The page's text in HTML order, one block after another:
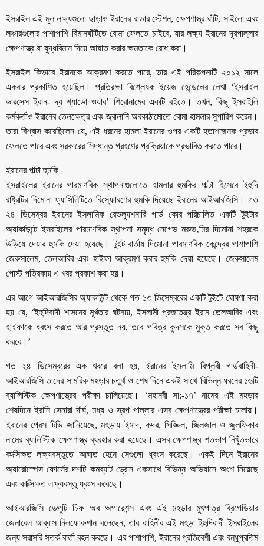
ইসরাইল এই মূল লক্ষ্যগুলো ছাড়াও ইরানের রাডার স্টেশন, ক্ষেপণাস্ত্র ঘাঁটি, সাইলো এবং
লঞ্চারগুলোর পাশাপাশি বিমানঘাঁটিতে বোমা ফেলতে চাইবে, যার লক্ষ্য ইরানের দূরপাল্লার
ক্ষেপণাস্ত্র বা যুদ্ধবিমান দিয়ে আঘাত করার ক্ষমতাকে রোধ করা।
ইসরাইল কিভাবে ইরানকে আক্রমণ করতে পারে, তার এই পরিকল্পনাটি ২০১২ সালে
একবার প্রকাশিত হয়েছিল। প্রতিরক্ষা বিশ্লেষক ইয়েজ হেন্ডেলের লেখা ‘ইসরাইল
ভারসেস ইরান- দ্য শ্যাডো ওয়ার’ শিরোনামের একটি বইতে। তখন, কিছু ইসরাইলি
কর্মকর্তাও ইরানের তেলক্ষেত্র এবং জ্বালানি অবকাঠামোতে বোমা হামলার সুপারিশ করেন।
তারা বিশ্বাস করেছিলেন যে, এই ধরনের হামলা ইরানের ওপর একটি হতাশাজনক প্রভাব
ফেলতে পারে এবং সরকারের সিদ্ধান্ত গ্রহণের প্রক্রিয়াকে প্রভাবিত করতে পারে।
ইরানের পাল্টা হুমকি
ইসরাইলের ইরানের পারমাণবিক স্থাপনাগুলোতে হামলার হুমকির পাল্টা হিসেবে ইহুদি
রাষ্ট্রটির দিমোনা ফ্যাসিলিটিতে বিস্ফোরণের হুমকি দিয়েছে ইরানের আইআরজিসি। গত
২৪ ডিসেম্বর ইরানের ইসলামিক রেভল্যুশনারি গার্ড কোর পরিচালিত একটি টুইটার
অ্যাকাউন্টে ইসরাইলের পারমাণবিক স্থাপনা সমৃদ্ধ নেগেভ মরুভ‚মির দিমোনা শহরকে
উড়িয়ে দেয়ার হুমকি দেয়া হয়েছে। টুইট বার্তায় দিমোনা পারমাণবিক কেন্দ্রের পাশাপাশি
জেরুসালেম, তেলআবিব এবং হাইফা আক্রমণ করার হুমকি দেয়া হয়েছে। জেরুসালেম
পোস্ট পত্রিকায় এ খবর প্রকাশ করা হয়।
এর আগে আইআরজিসির অ্যাকাউন্ট থেকে গত ১৩ ডিসেম্বরের একটি টুইটে ঘোষণা করা
হয় যে, ‘ইহুদিবাদী শাসনের মূর্খতার ঘটনায়, ইসলামী প্রজাতন্ত্র ইরান তেলআবিব এবং
হাইফাকে ধ্বংস করতে আর প্রস্তুত নয়, তবে পবিত্র কুদসকে মুক্ত করতে সব কিছু
করবে।’
গত ২৪ ডিসেম্বরের এক খবরে বলা হয়, ইরানের ইসলামি বিপ্লবী গার্ডবাহিনী-
আইআরজিসি তাদের সামরিক মহড়ার চতুর্থ ও শেষ দিনে একই সাথে বিভিন্ন ধরনের ১৬টি
ব্যালিস্টিক ক্ষেপণাস্ত্রের পরীক্ষা চালিয়েছে। ‘মহানবী সা:-১৭’ নামের এই মহড়ার
শেষদিনে ইরানি সেনারা দীর্ঘ, মধ্য ও স্বল্প পাল্লার এসব ক্ষেপণাস্ত্রের পরীক্ষা চালায়।
ইরানের প্রেস টিভি জানিয়েছে, মহড়ায় ইমাদ, কদর, সিজ্জিল, জিলজাল ও জুলফিকার
নামের ব্যালিস্টিক ক্ষেপণাস্ত্র ব্যবহার করা হয়েছে। এসব ক্ষেপণাস্ত্র শতভাগ নিখুঁতভাবে
কাক্সিক্ষত লক্ষ্যবস্তুতে আঘাত হেনে সেগুলো ধ্বংস করেছে। একই দিনে ইরানের
অ্যারোস্পেস ফোর্সের দশটি কমব্যাট ড্রোন একসাথে বিভিন্ন অভিযানে অংশ নিয়েছে
এবং কাক্সিক্ষত লক্ষ্যবস্তু ধ্বংস করেছে।
আইআরজিসি ডেপুটি চিফ অব অপারেশন্স এবং এই মহড়ার মুখপাত্র ব্রিগেডিয়ার
জেনারেল আব্বাস নিলফোরুশান বলেছেন, তার বাহিনীর এই মহড়া ইহুদিবাদী ইসরাইলের
জন্য সরাসরি সতর্ক বার্তা বহন করছে। এর পাশাপাশি, ইরানের প্রতিবেশী এবং বন্ধুপ্রতিম